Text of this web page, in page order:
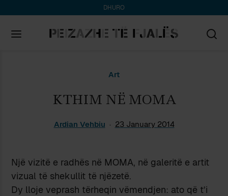
DHURO
Art
KTHIM NË MOMA
Ardian Vehbiu 23 January 2014
Një vizitë e radhës në MOMA, në galeritë e artit
vizual të shekullit të njëzetë.
Dy lloje veprash tërheqin vëmendjen: ato që t’i